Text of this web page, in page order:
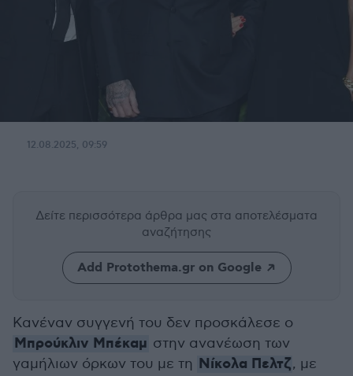
12.08.2025, 09:59
Δείτε περισσότερα άρθρα μας στα αποτελέσματα
αναζήτησης
Add Protothema.gr on Google
Κανέναν συγγενή του δεν προσκάλεσε ο
Μπρούκλιν Μπέκαμ στην ανανέωση των
γαμήλιων όρκων του με τη Νίκολα Πελτζ, με